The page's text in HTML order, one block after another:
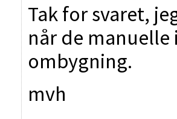
Tak for svaret,
når de
ombygning.
mvh